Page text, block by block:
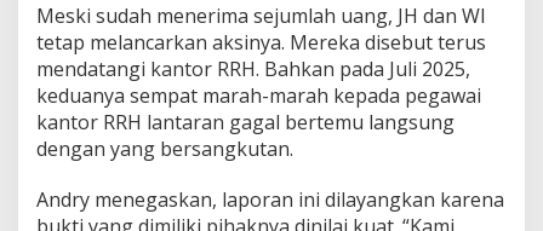
Meski sudah menerima sejumlah uang, JH dan WI
tetap melancarkan aksinya. Mereka disebut terus
mendatangi kantor RRH. Bahkan pada Juli 2025,
keduanya sempat marah-marah kepada pegawai
kantor RRH lantaran gagal bertemu langsung
dengan yang bersangkutan.
Andry menegaskan, laporan ini dilayangkan karena
bukti yang dimiliki pihaknya dinilai kuat. “Kami